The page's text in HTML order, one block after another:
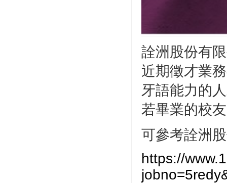
詮洲股份有
近期徵才業
牙語能力的
若畢業的校
可參考詮洲
https://